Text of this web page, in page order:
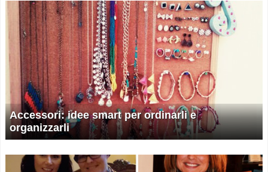
Accessori: idee smart per ordinarli e
organizzarli